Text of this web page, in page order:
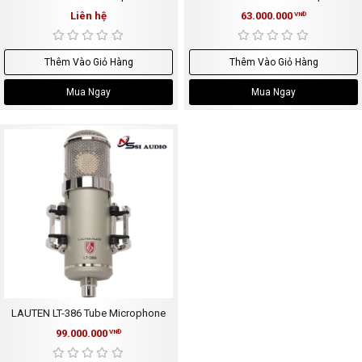
Liên hệ
Thêm Vào Giỏ Hàng
Mua Ngay
63.000.000 VNĐ
Thêm Vào Giỏ Hàng
Mua Ngay
LAUTEN LT-386 Tube Microphone
99.000.000 VNĐ